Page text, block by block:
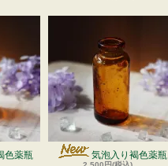
色薬瓶 気泡入り褐色薬瓶